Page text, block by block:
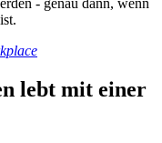
lebt mit einer